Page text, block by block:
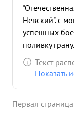
Невский". с
успешных
поливку
и техники
29.10.44г.
ка плохие
Текст
Показать
Первая